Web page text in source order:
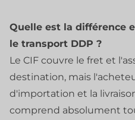
Quelle est la différence
le transport DDP ?
Le CIF couvre le fret et
destination, mais
d'importation et la
comprend absolument